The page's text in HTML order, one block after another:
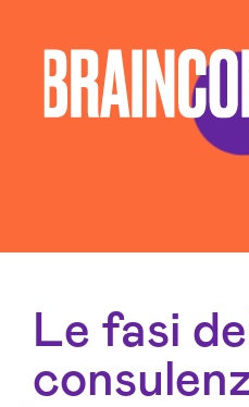
Le fasi